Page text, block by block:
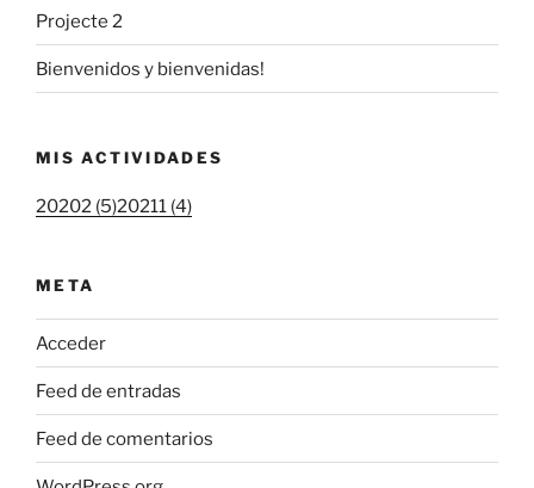
Projecte 2
Bienvenidos y bienvenidas!
MIS ACTIVIDADES
20202 (5)20211 (4)
META
Acceder
Feed de entradas
Feed de comentarios